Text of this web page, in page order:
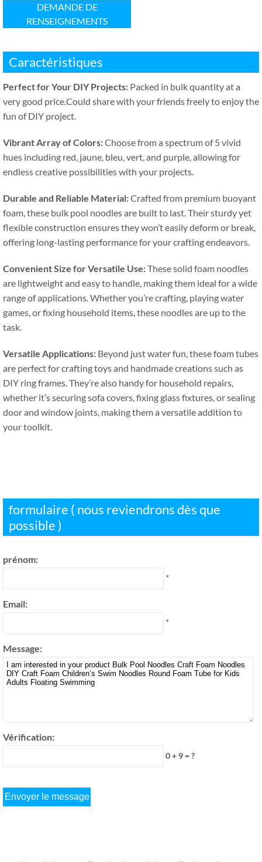
DEMANDE DE
RENSEIGNEMENTS
Caractéristiques
Perfect for Your DIY Projects: Packed in bulk quantity at a
very good price.Could share with your friends freely to enjoy the
fun of DIY project.
Vibrant Array of Colors:Choose from a spectrum of5vivid
hues including red, jaune, bleu, vert,and purple,allowing for
endless creative possibilities with your projects.
Durable and Reliable Material:Crafted from premium buoyant
foam,these bulk pool noodles are built to last.Their sturdy yet
flexible construction ensures they won’t easily deform or break,
offering long-lasting performance for your crafting endeavors.
Convenient Size for Versatile Use:These solid foam noodles
are lightweight and easy to handle, making them ideal for a wide
range of applications.Whether you’re crafting, playing water
games,or fixing household items,these noodles are up to the
task.
Versatile Applications: Beyond just water fun,these foam tubes
are perfect for crafting toys and handmade creations such as
DIY ring frames.They’re also handy for household repairs,
whether it’s securing sofa covers,fixing glass fixtures,or sealing
door and window joints, making them a versatile addition to
your toolkit.
formulaire ( nous reviendrons dès que
possible )
prénom:
*
Email:
*
Message:
Vérification:
0 + 9 = ?